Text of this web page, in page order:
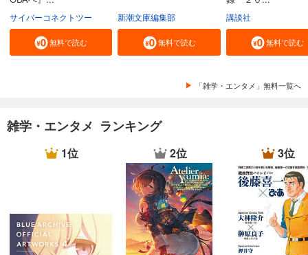
サイバーコネクトツー
無料で読む
新潮文庫編集部
無料で読む
講談社
無料で読む
「雑学・エンタメ」無料一覧へ
雑学・エンタメ ランキング
1位 2位 3位